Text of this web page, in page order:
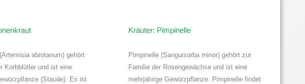
abrotanum) gehört
Korbblütler und ist eine
(Staude). Es ist
Kräuter: Pimpinelle
Pimpinelle (Sanguisorba minor) gehört zur
Familie der Rosengewächse und ist eine
mehrjährige Gewürzpflanze. Pimpinelle findet